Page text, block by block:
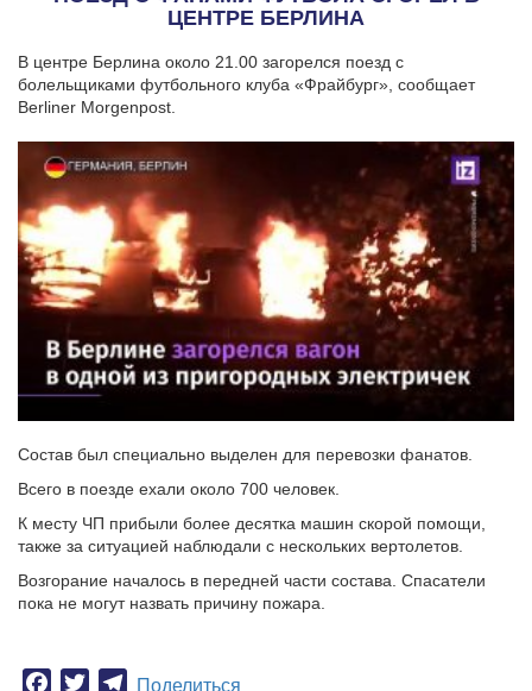
ЦЕНТРЕ БЕРЛИНА
В центре Берлина около 21.00 загорелся поезд с
болельщиками футбольного клуба «Фрайбург», сообщает
Berliner Morgenpost.
Состав был специально выделен для перевозки фанатов.
Всего в поезде ехали около 700 человек.
К месту ЧП прибыли более десятка машин скорой помощи,
также за ситуацией наблюдали с нескольких вертолетов.
Возгорание началось в передней части состава. Спасатели
пока не могут назвать причину пожара.
Facebook
TwitterTelegram
Поделиться